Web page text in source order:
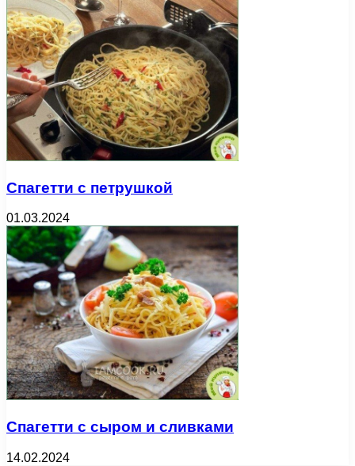
Спагетти с петрушкой
01.03.2024
Спагетти с сыром и сливками
14.02.2024